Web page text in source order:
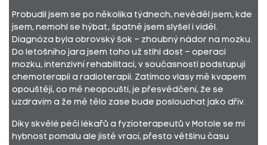
Probudil jsem se po několika týdnech, nevěděl jsem, kde
jsem, nemohl se hýbat, špatně jsem slyšel i viděl.
Diagnóza byla obrovský šok – zhoubný nádor na mozku.
Do letošního jara jsem toho už stihl dost – operaci
mozku, intenzivní rehabilitaci, v současnosti podstupuji
chemoterapii a radioterapii. Zatímco vlasy mě kvapem
opouštějí, co mě neopouští, je přesvědčení, že se
uzdravím a že mě tělo zase bude poslouchat jako dřív.
Díky skvělé péči lékařů a fyzioterapeutů v Motole se mi
hybnost pomalu ale jistě vrací, přesto většinu času